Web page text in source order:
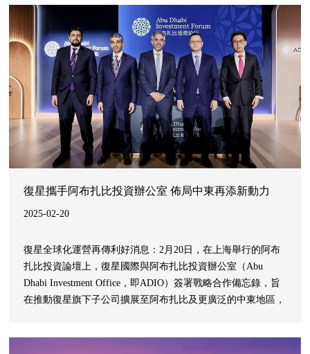
復星攜手阿布扎比投資辦公室 佈局中東再添新動力
2025-02-20
復星全球化運營再傳利好消息：2月20日，在上海舉行的阿布
扎比投資論壇上，復星國際與阿布扎比投資辦公室（Abu
Dhabi Investment Office，即ADIO）簽署戰略合作備忘錄，旨
在推動復星旗下子公司擴展至阿布扎比及更廣泛的中東地區，